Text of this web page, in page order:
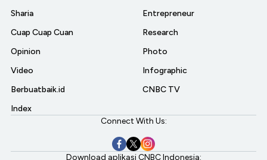
Sharia
Cuap Cuap Cuan
Opinion
Video
Berbuatbaik.id
Index
Entrepreneur
Research
Photo
Infographic
CNBC TV
Connect With Us:
Download aplikasi CNBC Indonesia: